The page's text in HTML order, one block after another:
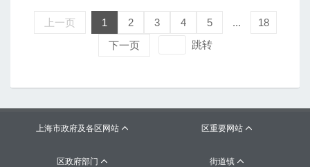
上一页 1 2 3 4 5 ...
18
下一页
跳转
上海市政府及各区网站  区重要网站 
区政府部门  街道镇 